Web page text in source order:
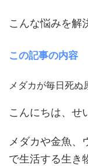
こんな悩みを解
この記事の内容
メダカが毎日死ぬ
こんにちは、せ
メダカや金魚、
で生活する生き